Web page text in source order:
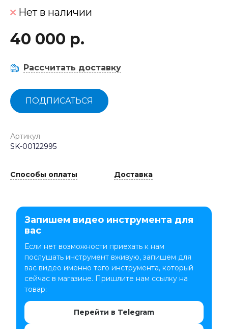
Нет в наличии
40 000 р.
Рассчитать доставку
ПОДПИСАТЬСЯ
Артикул
SK-00122995
Способы оплаты Доставка
Запишем видео инструмента для
вас
Если нет возможности приехать к нам
послушать инструмент вживую, запишем для
вас видео именно того инструмента, который
сейчас в магазине. Пришлите нам ссылку на
товар:
Перейти в Telegram